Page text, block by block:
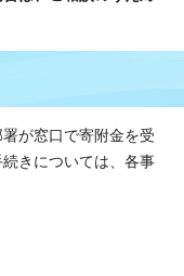
が窓口で寄附金を受
きについては、各事